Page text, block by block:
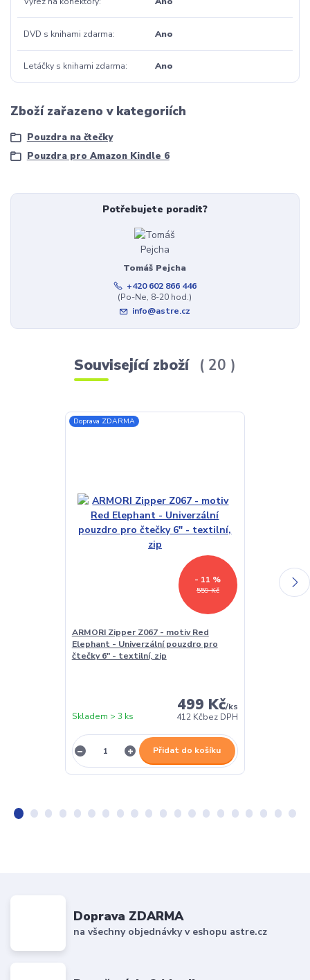
DVD s knihami zdarma Ano
Letáčky s knihami zdarma Ano
Zboží zařazeno v kategoriích
Pouzdra na čtečky
Pouzdra pro Amazon Kindle 6
Potřebujete poradit?
Tomáš Pejcha
+420 602 866 446
(Po-Ne, 8-20 hod.)
info@astre.cz
Související zboží 20
Doprava ZDARMA
559 Kč
- 11 %
ARMORI Zipper Z067 - motiv Red
Elephant - Univerzální pouzdro pro
čtečky 6" - textilní, zip
499 Kč/ks
412 Kčbez DPH
Skladem > 3 ks
Přidat do košíku
Doprava ZDARMA
na všechny objednávky v eshopu astre.cz